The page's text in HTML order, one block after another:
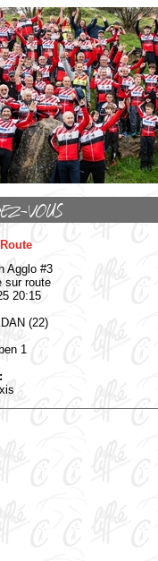
Agglo #3
sur route
20:15
(22)
1